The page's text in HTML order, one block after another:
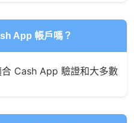
App 帳戶嗎？
Cash App 驗證和大多數